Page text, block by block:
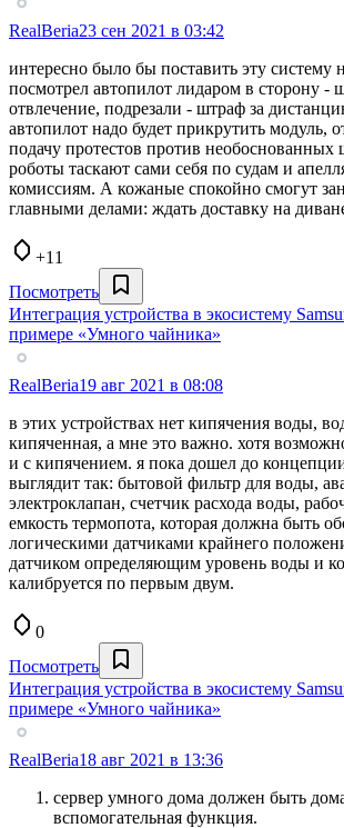
RealBeria23 сен 2021 в 03:42
интересно было бы поставить эту систему
посмотрел автопилот лидаром в сторону -
отвлечение, подрезали - штраф за
автопилот надо будет прикрутить модуль,
подачу протестов против необоснованных
роботы таскают сами себя по судам и
комиссиям. А кожаные спокойно смогут
главными делами: ждать доставку на
+11
Посмотреть
Интеграция устройства в экосистему
примере «Умного чайника»
RealBeria19 авг 2021 в 08:08
в этих устройствах нет кипячения воды,
кипяченная, а мне это важно. хотя
и с кипячением. я пока дошел до
выглядит так: бытовой фильтр для воды,
электроклапан, счетчик расхода воды,
емкость термопота, которая должна быть
логическими датчиками крайнего
датчиком определяющим уровень воды и
калибруется по первым двум.
0
Посмотреть
Интеграция устройства в экосистему
примере «Умного чайника»
RealBeria18 авг 2021 в 13:36
сервер умного дома должен быть
вспомогательная функция.